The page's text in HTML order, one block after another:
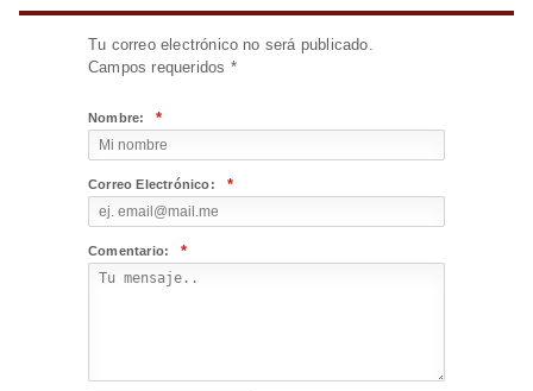
Tu correo electrónico no será publicado.
Campos requeridos *
Nombre: *
Correo Electrónico: *
Comentario: *